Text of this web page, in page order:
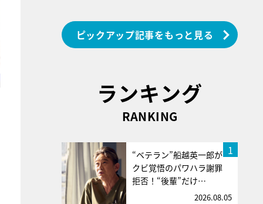
ピックアップ記事をもっと見る
ランキング
RANKING
1
“ベテラン”船越英一郎が
クビ覚悟のパワハラ謝罪
拒否！“後輩”だけ…
2026.08.05